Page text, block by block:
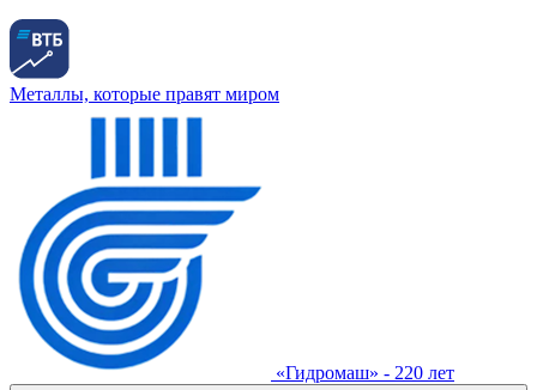
Металлы, которые правят миром
«Гидромаш» - 220 лет